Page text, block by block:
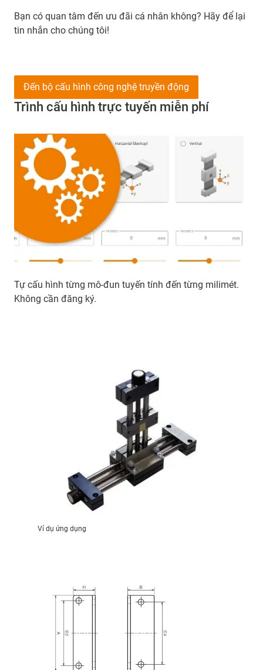
Bạn có quan tâm đến ưu đãi cá nhân không? Hãy để lại
tin nhắn cho chúng tôi!
Trình cấu hình trực tuyến miễn phí
Tự cấu hình từng mô-đun tuyến tính đến từng milimét.
Không cần đăng ký.
Đến bộ cấu hình công nghệ truyền động
Ví dụ ứng dụng